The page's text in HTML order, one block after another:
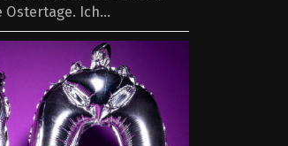
Ich...